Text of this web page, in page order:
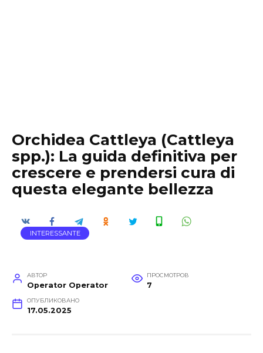
Orchidea Cattleya (Cattleya
spp.): La guida definitiva per
crescere e prendersi cura di
questa elegante bellezza
INTERESSANTE
АВТОР
Operator Operator
ПРОСМОТРОВ
7
ОПУБЛИКОВАНО
17.05.2025